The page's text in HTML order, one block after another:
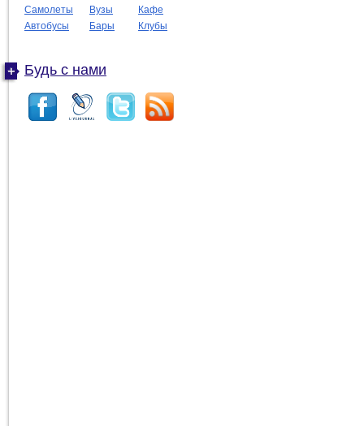
Самолеты
Вузы
Кафе
Автобусы
Бары Клубы
Будь с нами